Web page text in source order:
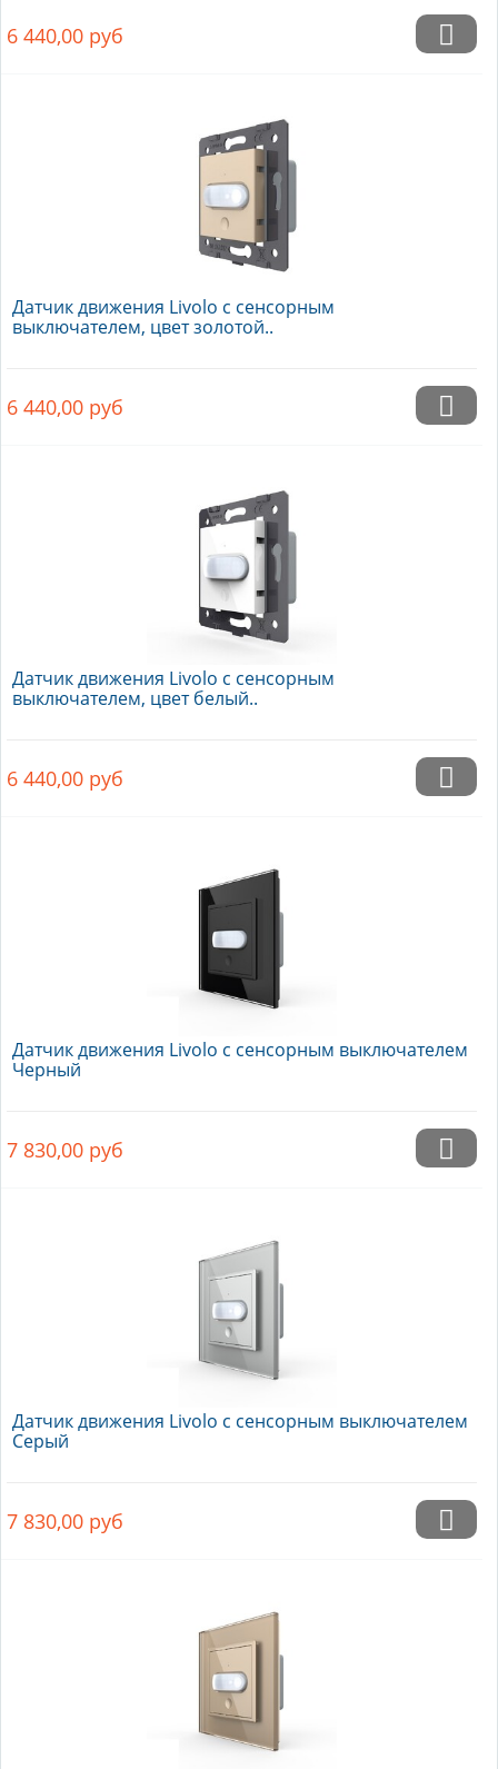
6 440,00 руб
Датчик движения Livolo с сенсорным
выключателем, цвет золотой..
6 440,00 руб
Датчик движения Livolo с сенсорным
выключателем, цвет белый..
6 440,00 руб
Датчик движения Livolo с сенсорным выключателем
Черный
7 830,00 руб
Датчик движения Livolo с сенсорным выключателем
Серый
7 830,00 руб